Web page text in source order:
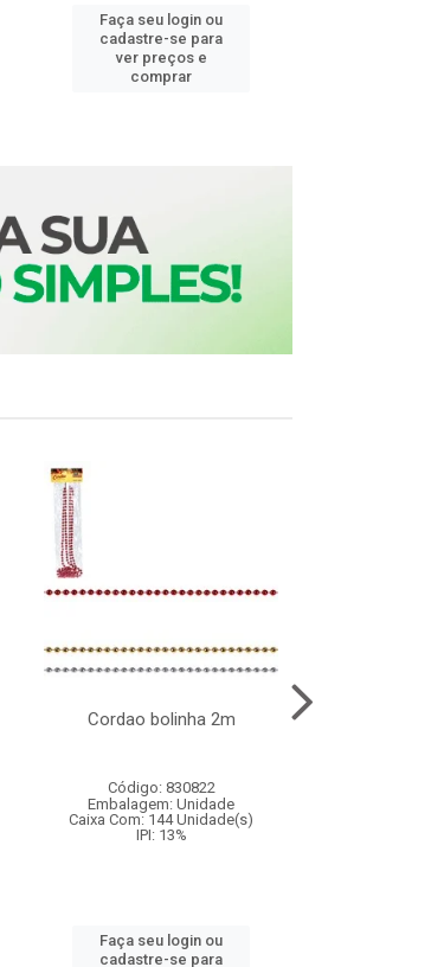
Faça seu login ou
cadastre-se para
ver preços e
comprar
Cordao bolinha 2m
Código: 830822
Embalagem: Unidade
Caixa Com: 144 Unidade(s)
IPI: 13%
Faça seu login ou
cadastre-se para